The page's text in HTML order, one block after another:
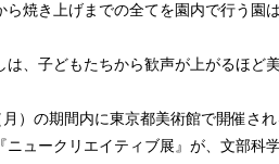
ら焼き上げまでの全てを園内で行う園
は、子どもたちから歓声が上がるほど
）の期間内に東京都美術館で開催さ
ニュークリエイティブ展』が、文部科